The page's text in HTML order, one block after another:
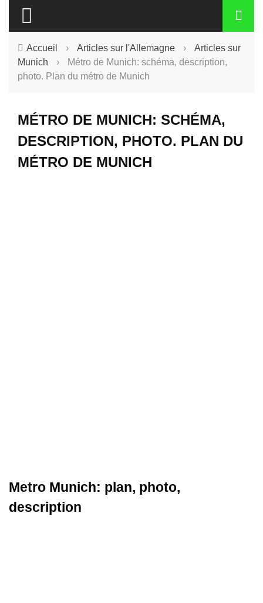
Accueil › Articles sur l'Allemagne ›
Articles sur
Munich
›
Métro de Munich: schéma, description,
photo. Plan du métro de Munich
MÉTRO DE MUNICH: SCHÉMA,
DESCRIPTION, PHOTO. PLAN DU
MÉTRO DE MUNICH
Metro Munich: plan, photo,
description